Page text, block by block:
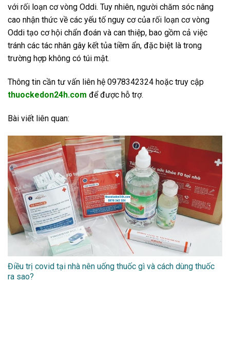
với rối loạn cơ vòng Oddi. Tuy nhiên, người chăm sóc nâng
cao nhận thức về các yếu tố nguy cơ của rối loạn cơ vòng
Oddi tạo cơ hội chẩn đoán và can thiệp, bao gồm cả việc
tránh các tác nhân gây kết tủa tiềm ẩn, đặc biệt là trong
trường hợp không có túi mật.
Thông tin cần tư vấn liên hệ 0978342324 hoặc truy cập
thuockedon24h.com để được hỗ trợ.
Bài viết liên quan:
Điều trị covid tại nhà nên uống thuốc gì và cách dùng thuốc
ra sao?